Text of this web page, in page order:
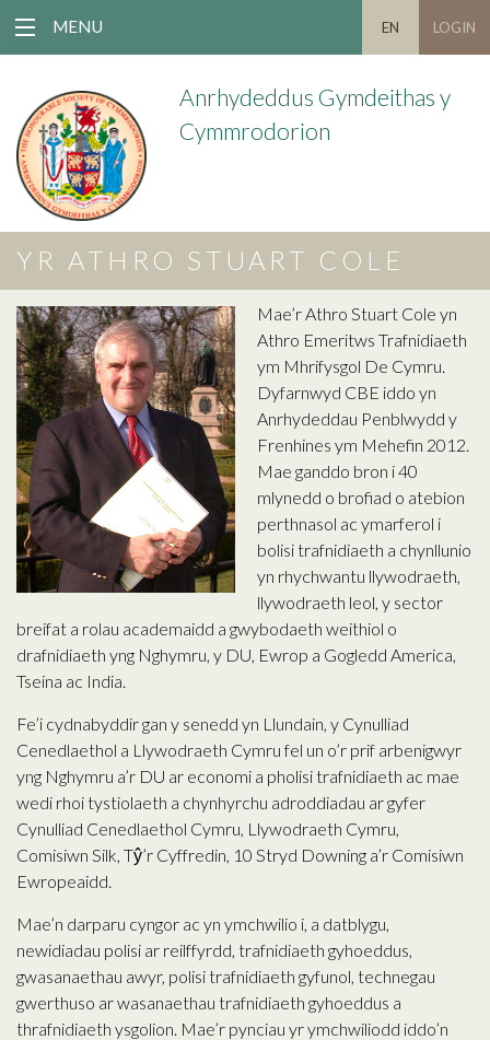
MENU EN LOGIN
Anrhydeddus Gymdeithas y
Cymmrodorion
YR ATHRO STUART COLE
Mae’r Athro Stuart Cole yn
Athro Emeritws Trafnidiaeth
ym Mhrifysgol De Cymru.
Dyfarnwyd CBE iddo yn
Anrhydeddau Penblwydd y
Frenhines ym Mehefin 2012.
Mae ganddo bron i 40
mlynedd o brofiad o atebion
perthnasol ac ymarferol i
bolisi trafnidiaeth a chynllunio
yn rhychwantu llywodraeth,
llywodraeth leol, y sector
breifat a rolau academaidd a gwybodaeth weithiol o
drafnidiaeth yng Nghymru, y DU, Ewrop a Gogledd America,
Tseina ac India.
Fe’i cydnabyddir gan y senedd yn Llundain, y Cynulliad
Cenedlaethol a Llywodraeth Cymru fel un o’r prif arbenigwyr
yng Nghymru a’r DU ar economi a pholisi trafnidiaeth ac mae
wedi rhoi tystiolaeth a chynhyrchu adroddiadau ar gyfer
Cynulliad Cenedlaethol Cymru, Llywodraeth Cymru,
Comisiwn Silk, Tŷ’r Cyffredin, 10 Stryd Downing a’r Comisiwn
Ewropeaidd.
Mae’n darparu cyngor ac yn ymchwilio i, a datblygu,
newidiadau polisi ar reilffyrdd, trafnidiaeth gyhoeddus,
gwasanaethau awyr, polisi trafnidiaeth gyfunol, technegau
gwerthuso ar wasanaethau trafnidiaeth gyhoeddus a
thrafnidiaeth ysgolion. Mae’r pynciau yr ymchwiliodd iddo’n